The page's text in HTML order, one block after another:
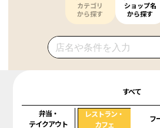
カテゴリ
から探す
ショップ名
から探す
すべて
弁当・
テイクアウト
レストラン・
カフェ
フ